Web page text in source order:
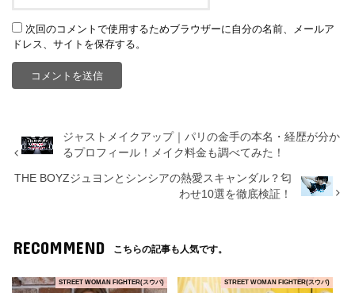
次回のコメントで使用するためブラウザーに自分の名前、メールア
ドレス、サイトを保存する。
ジャストメイクアップ｜パリの金手の本名・経歴が分か
るプロフィール！メイク料金も調べてみた！
THE BOYZジュヨンとシンシアの熱愛スキャンダル？匂
わせ10選を徹底検証！
RECOMMEND こちらの記事も人気です。
STREET WOMAN FIGHTER(スウパ) STREET WOMAN FIGHTER(スウパ)